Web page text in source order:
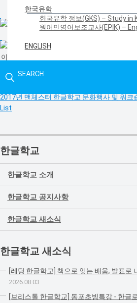
한국유학
한국유학 정보(GKS) – Study in
원어민영어보조교사(EPIK) –
ENGLISH
SEARCH
이영우(Photographer Ray Lee)
2017년 맨체스터 한글학교 문화행사 및 워크
List
한글학교
한글학교 소개
한글학교 공지사항
한글학교 새소식
한글학교 새소식
[레딩 한글학교] 책으로 잇는 배움, 발표로
2026.08.03
[브리스톨 한글학교] 동포초빙특강 - 한글